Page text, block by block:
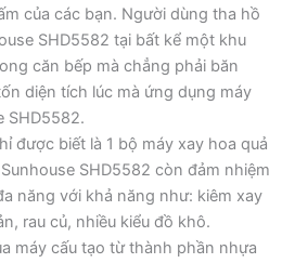
của các bạn. Người dùng tha hồ
SHD5582 tại bất kể một khu
căn bếp mà chẳng phải băn
diện tích lúc mà ứng dụng máy
SHD5582.
được biết là 1 bộ máy xay hoa quả
SHD5582 còn đảm nhiệm
năng với khả năng như: kiêm xay
rau củ, nhiều kiểu đồ khô.
máy cấu tạo từ thành phần nhựa